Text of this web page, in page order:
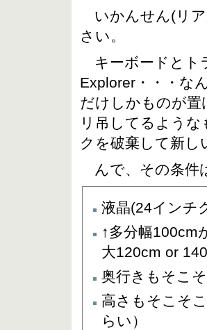
いかんせん(リア
さい。
キーボードとト
Explorer・・・な
だけしかものが
リ吊してるよう
クを破棄して新
んで、その条件
液晶(24インチ
↑多分幅100cm
大120cm or
奥行きもそこ
高さもそこそ
らい）